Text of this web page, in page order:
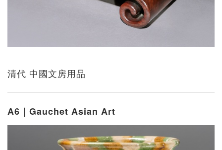
清代 中國文房用品
A6｜Gauchet Asian Art